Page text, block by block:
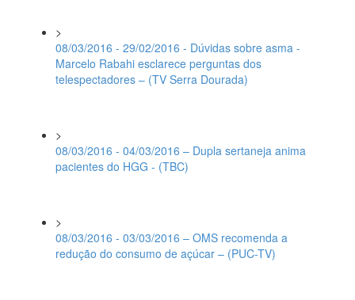
>
08/03/2016 - 29/02/2016 - Dúvidas sobre asma -
Marcelo Rabahi esclarece perguntas dos
telespectadores – (TV Serra Dourada)
>
08/03/2016 - 04/03/2016 – Dupla sertaneja anima
pacientes do HGG - (TBC)
>
08/03/2016 - 03/03/2016 – OMS recomenda a
redução do consumo de açúcar – (PUC-TV)